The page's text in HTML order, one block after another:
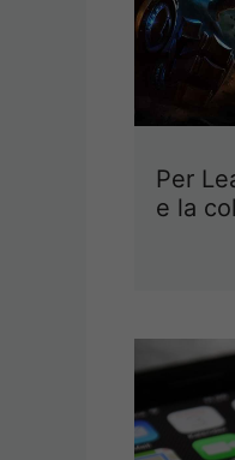
Per
e la